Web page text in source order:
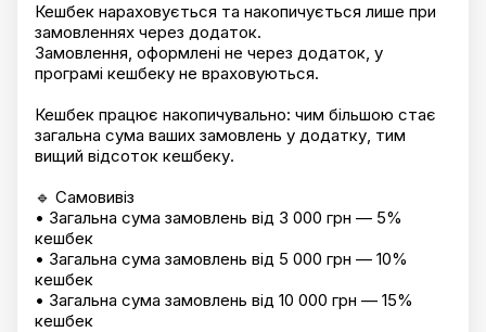
Кешбек нараховується та накопичується лише при
замовленнях через додаток.
Замовлення, оформлені не через додаток, у
програмі кешбеку не враховуються.
Кешбек працює накопичувально: чим більшою стає
загальна сума ваших замовлень у додатку, тим
вищий відсоток кешбеку.
🔹 Самовивіз
• Загальна сума замовлень від 3 000 грн — 5%
кешбек
• Загальна сума замовлень від 5 000 грн — 10%
кешбек
• Загальна сума замовлень від 10 000 грн — 15%
кешбек